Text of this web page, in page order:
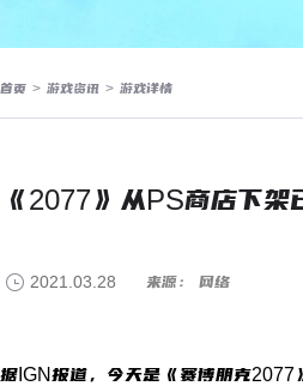
首页 > 游戏资讯 > 游戏详情
《2077》从PS商店下架
2021.03.28 来源： 网络
据IGN报道，今天是《赛博朋克